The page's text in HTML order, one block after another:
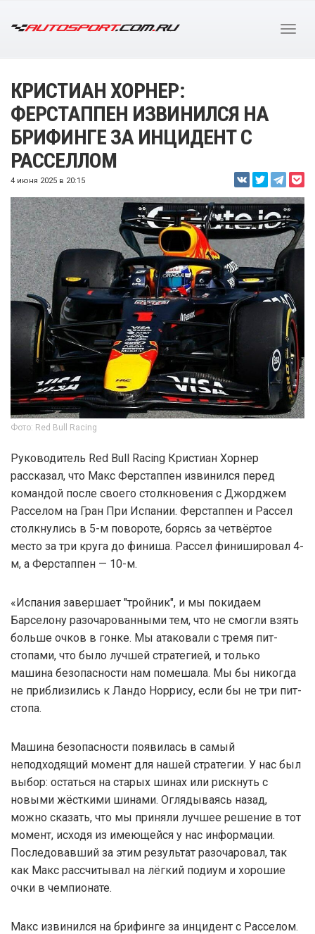
КРИСТИАН ХОРНЕР:
ФЕРСТАППЕН ИЗВИНИЛСЯ НА
БРИФИНГЕ ЗА ИНЦИДЕНТ С
РАССЕЛЛОМ
4 июня 2025 в 20:15
Фото: Red Bull Racing
Руководитель Red Bull Racing Кристиан Хорнер
рассказал, что Макс Ферстаппен извинился перед
командой после своего столкновения с Джорджем
Расселом на Гран При Испании. Ферстаппен и Рассел
столкнулись в 5-м повороте, борясь за четвёртое
место за три круга до финиша. Рассел финишировал 4-
м, а Ферстаппен — 10-м.
«Испания завершает "тройник", и мы покидаем
Барселону разочарованными тем, что не смогли взять
больше очков в гонке. Мы атаковали с тремя пит-
стопами, что было лучшей стратегией, и только
машина безопасности нам помешала. Мы бы никогда
не приблизились к Ландо Норрису, если бы не три пит-
стопа.
Машина безопасности появилась в самый
неподходящий момент для нашей стратегии. У нас был
выбор: остаться на старых шинах или рискнуть с
новыми жёсткими шинами. Оглядываясь назад,
можно сказать, что мы приняли лучшее решение в тот
момент, исходя из имеющейся у нас информации.
Последовавший за этим результат разочаровал, так
как Макс рассчитывал на лёгкий подиум и хорошие
очки в чемпионате.
Макс извинился на брифинге за инцидент с Расселом.